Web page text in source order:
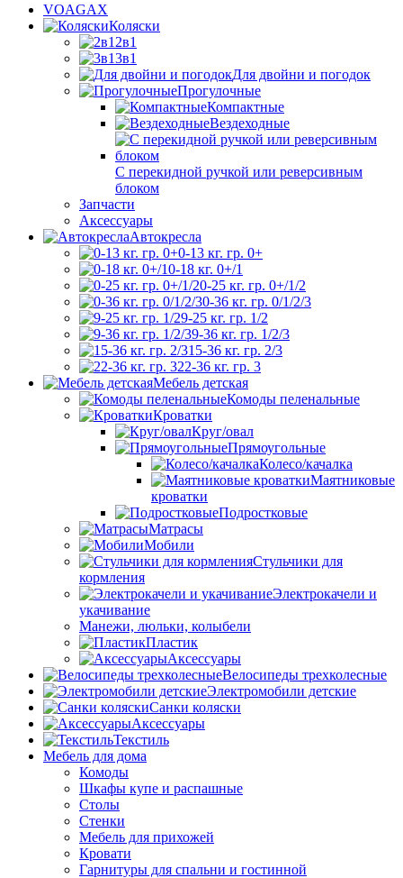
VOAGAX
Коляски
2в1
3в1
Для двойни и погодок
Прогулочные
Компактные
Вездеходные
С перекидной ручкой или реверсивным
блоком
Запчасти
Аксессуары
Автокресла
0-13 кг. гр. 0+
0-18 кг. 0+/1
0-25 кг. гр. 0+/1/2
0-36 кг. гр. 0/1/2/3
9-25 кг. гр. 1/2
9-36 кг. гр. 1/2/3
15-36 кг. гр. 2/3
22-36 кг. гр. 3
Мебель детская
Комоды пеленальные
Кроватки
Круг/овал
Прямоугольные
Колесо/качалка
Маятниковые
кроватки
Подростковые
Матрасы
Мобили
Стульчики для
кормления
Электрокачели и
укачивание
Манежи, люльки, колыбели
Пластик
Аксессуары
Велосипеды трехколесные
Электромобили детские
Санки коляски
Аксессуары
Текстиль
Мебель для дома
Комоды
Шкафы купе и распашные
Столы
Стенки
Мебель для прихожей
Кровати
Гарнитуры для спальни и гостинной